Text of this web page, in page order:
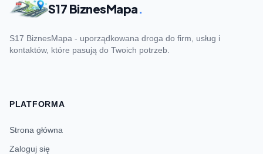
S17 BiznesMapa.
S17 BiznesMapa - uporządkowana droga do firm, usług i
kontaktów, które pasują do Twoich potrzeb.
PLATFORMA
Strona główna
Zaloguj się